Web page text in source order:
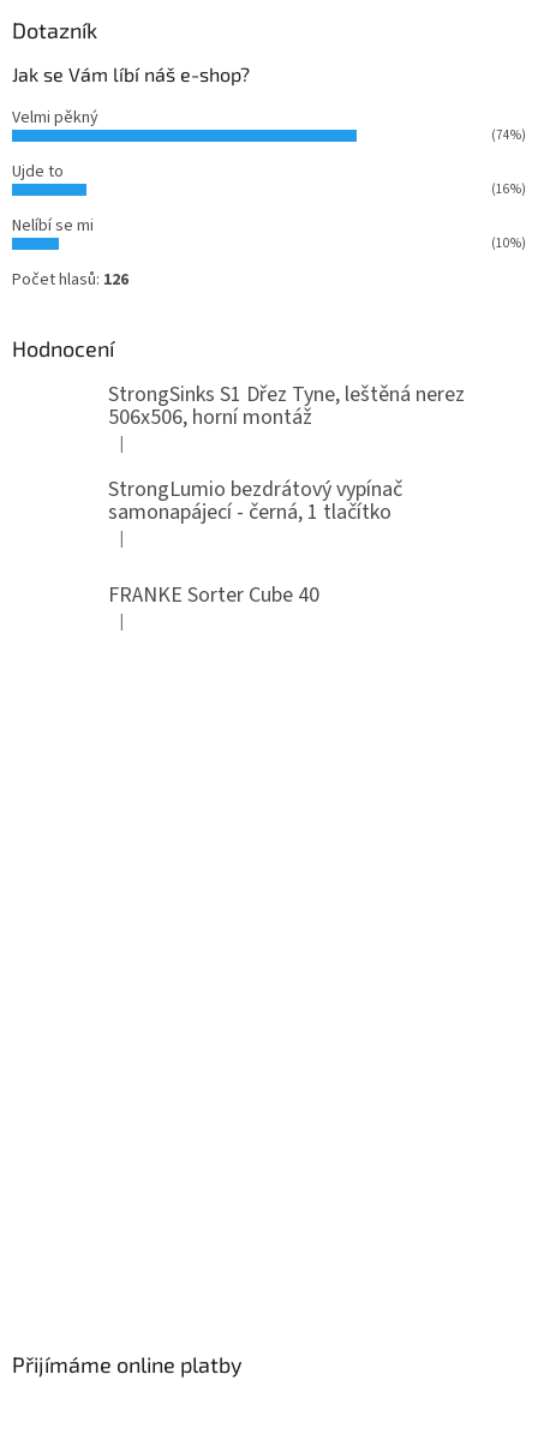
Dotazník
Jak se Vám líbí náš e-shop?
Velmi pěkný
(74%)
Ujde to
(16%)
Nelíbí se mi
(10%)
Počet hlasů: 126
Hodnocení
StrongSinks S1 Dřez Tyne, leštěná nerez
506x506, horní montáž
Hodnocení produktu je 5 z 5 hvězdiček.
|
StrongLumio bezdrátový vypínač
samonapájecí - černá, 1 tlačítko
Hodnocení produktu je 4 z 5 hvězdiček.
|
FRANKE Sorter Cube 40
Hodnocení produktu je 3 z 5 hvězdiček.
|
Přijímáme online platby